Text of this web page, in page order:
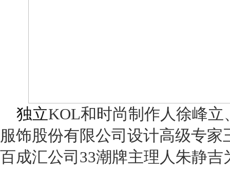
独立KOL和时尚制作人徐峰立
服饰股份有限公司设计高级专家
百成汇公司 33潮牌主理人朱静吉